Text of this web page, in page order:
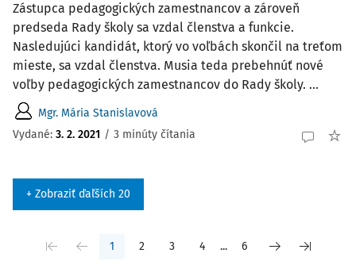
Zástupca pedagogických zamestnancov a zároveň
predseda Rady školy sa vzdal členstva a funkcie.
Nasledujúci kandidát, ktorý vo voľbách skončil na treťom
mieste, sa vzdal členstva. Musia teda prebehnúť nové
voľby pedagogických zamestnancov do Rady školy. ...
Mgr. Mária Stanislavová
Vydané: 3. 2. 2021 / 3 minúty čítania
+ Zobraziť ďaľších 20
1 2 3 4 ... 6